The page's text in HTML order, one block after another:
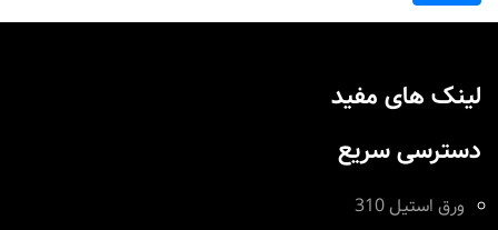
لینک های مفید
دسترسی سریع
ورق استیل 310